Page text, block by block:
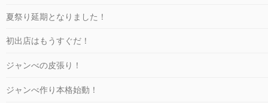
夏祭り延期となりました！
初出店はもうすぐだ！
ジャンべの皮張り！
ジャンべ作り本格始動！